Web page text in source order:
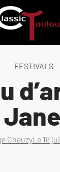
FESTIVALS
ChauzyLe 18